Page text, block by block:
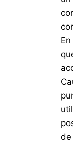
de